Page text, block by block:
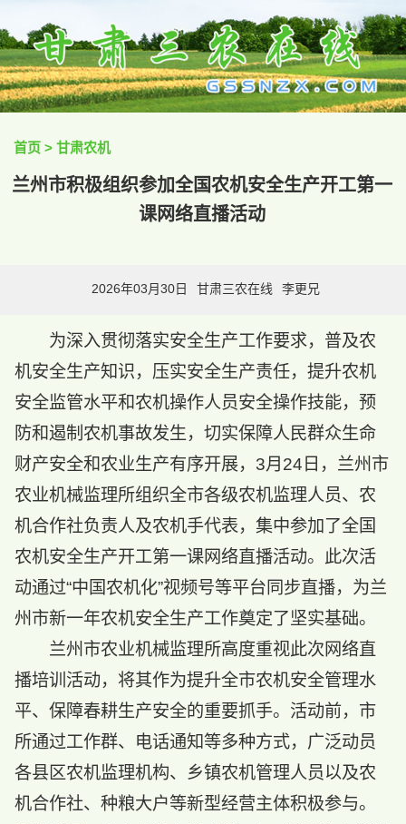
首页 > 甘肃农机
兰州市积极组织参加全国农机安全生产开工第一
课网络直播活动
2026年03月30日 甘肃三农在线 李更兄
为深入贯彻落实安全生产工作要求，普及农
机安全生产知识，压实安全生产责任，提升农机
安全监管水平和农机操作人员安全操作技能，预
防和遏制农机事故发生，切实保障人民群众生命
财产安全和农业生产有序开展，3月24日，兰州市
农业机械监理所组织全市各级农机监理人员、农
机合作社负责人及农机手代表，集中参加了全国
农机安全生产开工第一课网络直播活动。此次活
动通过“中国农机化”视频号等平台同步直播，为兰
州市新一年农机安全生产工作奠定了坚实基础。
兰州市农业机械监理所高度重视此次网络直
播培训活动，将其作为提升全市农机安全管理水
平、保障春耕生产安全的重要抓手。活动前，市
所通过工作群、电话通知等多种方式，广泛动员
各县区农机监理机构、乡镇农机管理人员以及农
机合作社、种粮大户等新型经营主体积极参与。